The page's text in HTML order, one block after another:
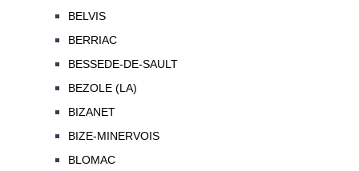
BELVIS
BERRIAC
BESSEDE-DE-SAULT
BEZOLE (LA)
BIZANET
BIZE-MINERVOIS
BLOMAC